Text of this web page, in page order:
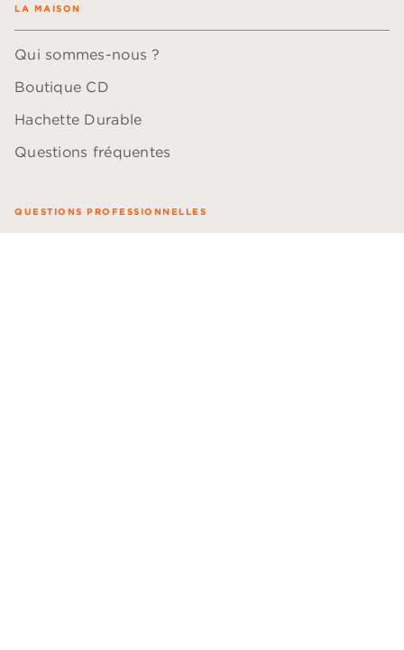
LA MAISON
Qui sommes-nous ?
Boutique CD
Hachette Durable
Questions fréquentes
QUESTIONS PROFESSIONNELLES